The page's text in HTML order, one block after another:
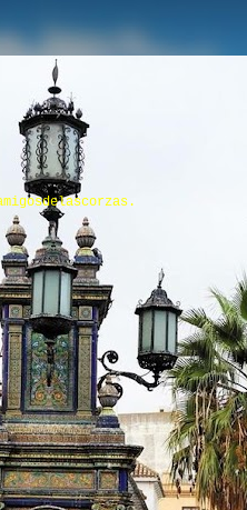
amigosdelascorzas.